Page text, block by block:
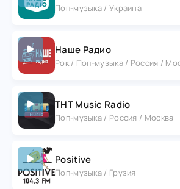
Поп-музыка / Украина
Наше Радио
Рок / Поп-музыка / Россия /
ТНТ Music Radio
Поп-музыка / Россия / Москва
Positive
Поп-музыка / Грузия